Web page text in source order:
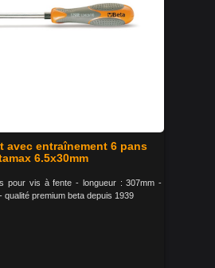
avec entraînement 6 pans
6.5x30mm
pour vis à fente - longueur : 307mm -
qualité premium beta depuis 1939